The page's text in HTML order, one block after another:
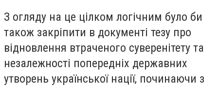
З огляду на це цілком логічним було би
також закріпити в документі тезу про
відновлення втраченого суверенітету та
незалежності попередніх державних
утворень української нації, починаючи з